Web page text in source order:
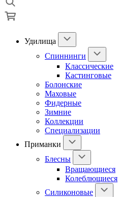
Удилища
Спиннинги
Классические
Кастинговые
Болонские
Маховые
Фидерные
Зимние
Коллекции
Специализации
Приманки
Блесны
Вращающиеся
Колеблющиеся
Силиконовые